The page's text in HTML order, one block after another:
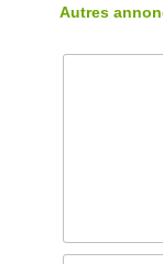
Autres